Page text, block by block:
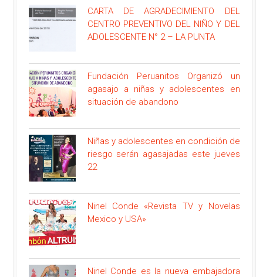
CARTA DE AGRADECIMIENTO DEL
CENTRO PREVENTIVO DEL NIÑO Y DEL
ADOLESCENTE N° 2 – LA PUNTA
Fundación Peruanitos Organizó un
agasajo a niñas y adolescentes en
situación de abandono
Niñas y adolescentes en condición de
riesgo serán agasajadas este jueves
22
Ninel Conde «Revista TV y Novelas
Mexico y USA»
Ninel Conde es la nueva embajadora